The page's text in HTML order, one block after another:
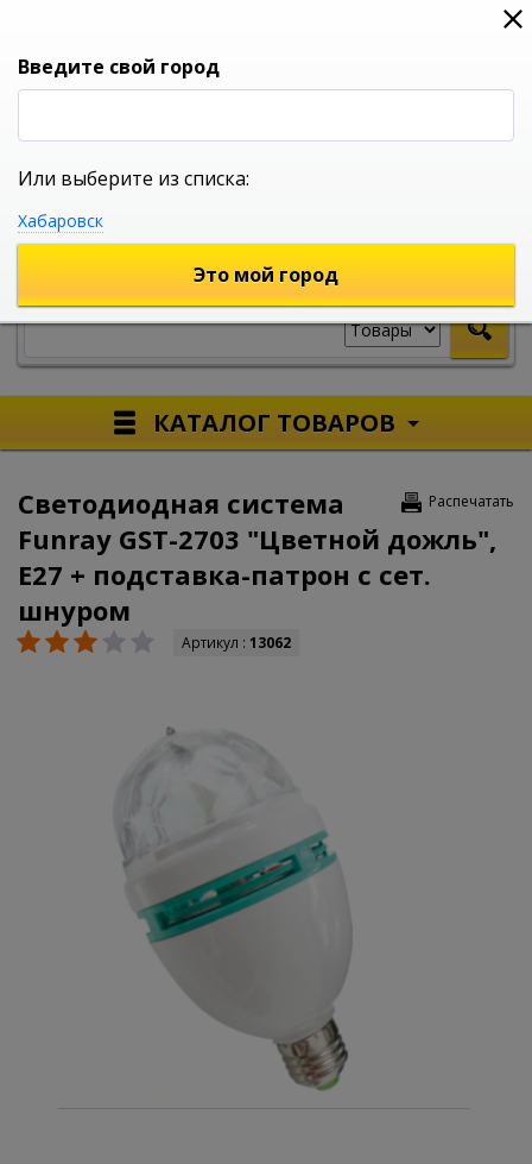
0
УНИВЕРСАЛЬНЫЙ ИНТЕРНЕТ МАГАЗИН
КАТАЛОГ ТОВАРОВ
Распечатать
Светодиодная система
Funray GST-2703 "Цветной дожль",
E27 + подставка-патрон с сет.
шнуром
Артикул : 13062
Введите свой город
Или выберите из списка:
Хабаровск
Это мой город